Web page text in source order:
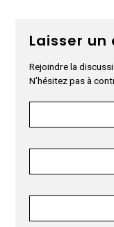
Laisser
Rejoindre la
N’hésitez pas à